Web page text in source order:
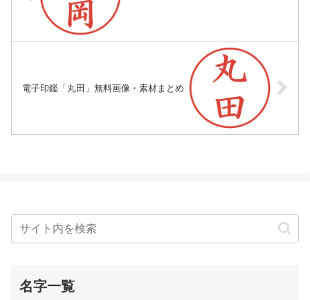
電子印鑑「丸田」無料画像・素材まとめ
名字一覧